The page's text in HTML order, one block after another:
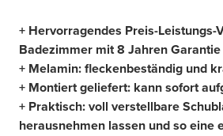
+ Hervorragendes Preis-
Badezimmer mit 8 Jahren Garantie
+ Melamin: fleckenbeständig und
+ Montiert geliefert: kann sofort
+ Praktisch: voll verstellbare
herausnehmen lassen und so